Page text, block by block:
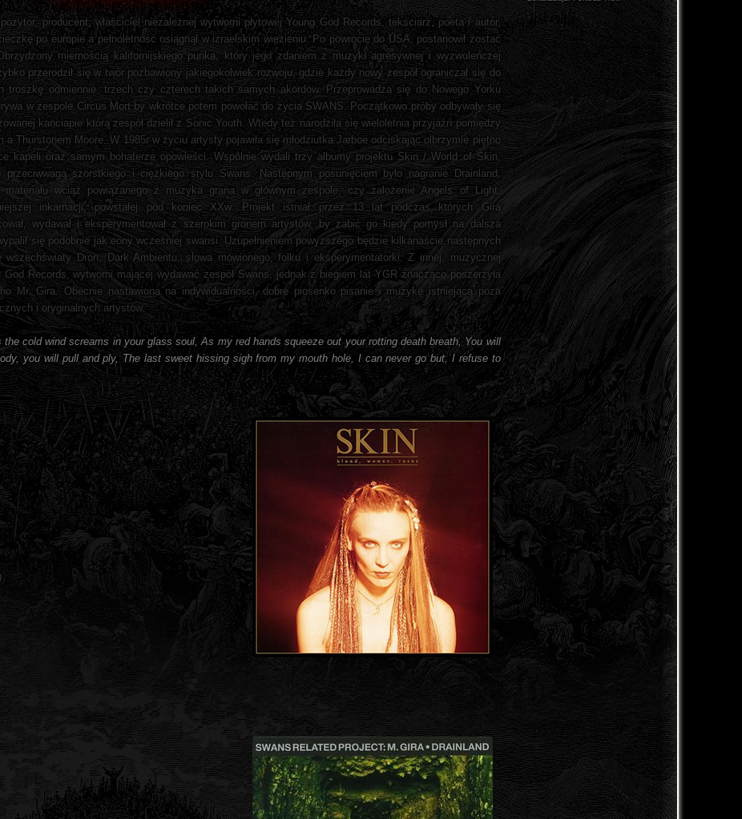
producent, właściciel niezależnej wytworni płytowej Young God Records, tekściarz, poeta i autor,
po europie a pełnoletność osiągnął w izraelskim wiezieniu. Po powrocie do USA, postanowił zostać
miernością kalifornijskiego punka, który jego zdaniem z muzyki agresywnej i wyzwoleńczej
przerodził się w twór pozbawiony jakiegokolwiek rozwoju, gdzie każdy nowy zespół ograniczał się do
troszkę odmiennie, trzech czy czterech takich samych akordów. Przeprowadza się do Nowego Yorku
w zespole Circus Mort by wkrótce potem powołać do życia SWANS. Początkowo próby odbywały się
kanciapie którą zespół dzielił z Sonic Youth. Wtedy tez narodziła się wieloletnia przyjaźń pomiędzy
a Thurstonem Moore. W 1985r w życiu artysty pojawiła się młodziutka Jarboe odciskając olbrzymie piętno
kapeli oraz samym bohaterze opowieści. Wspólnie wydali trzy albumy projektu Skin / World of Skin,
przeciwwagą szorstkiego i ciężkiego stylu Swans. Następnym posunięciem było nagranie Drainland,
materiału wciąż powiązanego z muzyka grana w głównym zespole, czy założenie Angels of Light,
inkarnacji, powstałej pod koniec XXw. Projekt istniał przez 13 lat podczas których Gira
wydawał i eksperymentował z szerokim gronem artystów, by zabić go kiedy pomysł na dalsza
się podobnie jak eony wcześniej swansi. Uzupełnieniem powyższego będzie kilkanaście następnych
wszechświaty Dron, Dark Ambientu, słowa mówionego, folku i eksperymentatorki. Z innej, muzycznej
God Records, wytworni mającej wydawać zespól Swans, jednak z biegiem lat YGR znacząco poszerzyła
Mr. Gira. Obecnie nastawiona na indywidualności, dobre piosenko pisanie i muzykę istniejącą poza
i oryginalnych artystów.
cold wind screams in your glass soul, As my red hands squeeze out your rotting death breath, You will
you will pull and ply, The last sweet hissing sigh from my mouth hole, I can never go but, I refuse to